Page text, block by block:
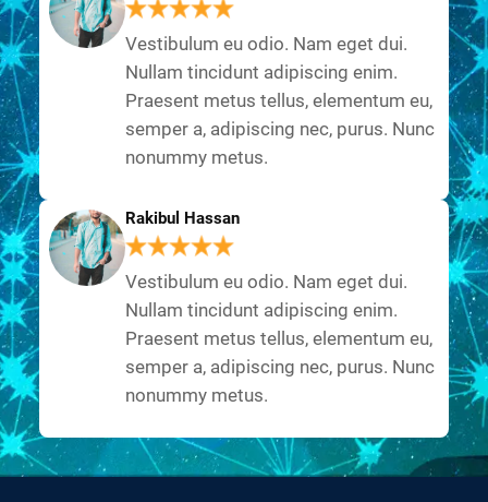
Vestibulum eu odio. Nam eget dui.
Nullam tincidunt adipiscing enim.
Praesent metus tellus, elementum eu,
semper a, adipiscing nec, purus. Nunc
nonummy metus.
Rakibul Hassan
Vestibulum eu odio. Nam eget dui.
Nullam tincidunt adipiscing enim.
Praesent metus tellus, elementum eu,
semper a, adipiscing nec, purus. Nunc
nonummy metus.